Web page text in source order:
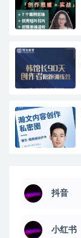
抖音
小红书